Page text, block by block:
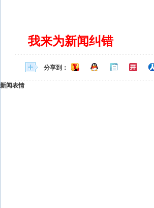
我来为新闻纠错
分享到：
新闻表情